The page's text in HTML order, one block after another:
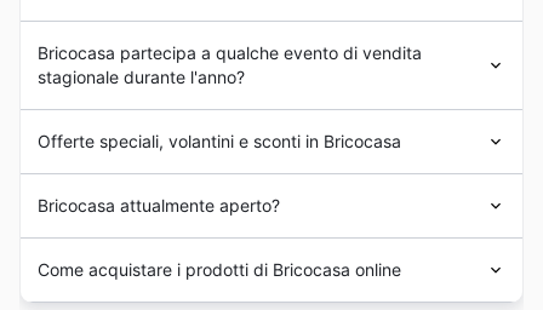
mercato.
Bricocasa partecipa a qualche evento di vendita
stagionale durante l'anno?
numerosi eventi di vendita stagionale durante tutto
l'anno per offrire ai propri clienti incredibilisconti
settimanaliepromozioni imperdibili
offerte Bricocasa, come quelle legate alle
a Scuola, aglisconti autunnalio aiSaldi Invernali
Offerte speciali, volantini e sconti in Bricocasa
ampiamente riconosciuto a livello nazionale e non solo.
Dal 1973 Deodato Srl ha consolidato un solido prestigio
nel settore dellaferramentaprofessionale di articoli "fai
da te" e non solo.
Bricocasa attualmente aperto?
7:30 alle 21:00, e la domenica dalle 9:00 alle 21:00.
Come acquistare i prodotti di Bricocasa online